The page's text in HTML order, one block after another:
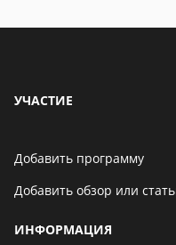
УЧАСТИЕ
Добавить программу
Добавить обзор или
ИНФОРМАЦИЯ